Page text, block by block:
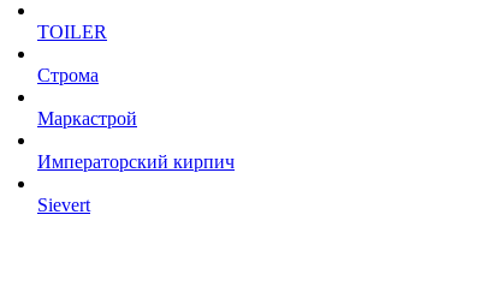
TOILER
Строма
Маркастрой
Императорский кирпич
Sievert